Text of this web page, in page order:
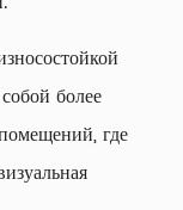
более
где